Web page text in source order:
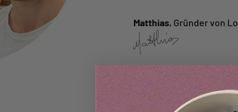
Matthias, Gründer von